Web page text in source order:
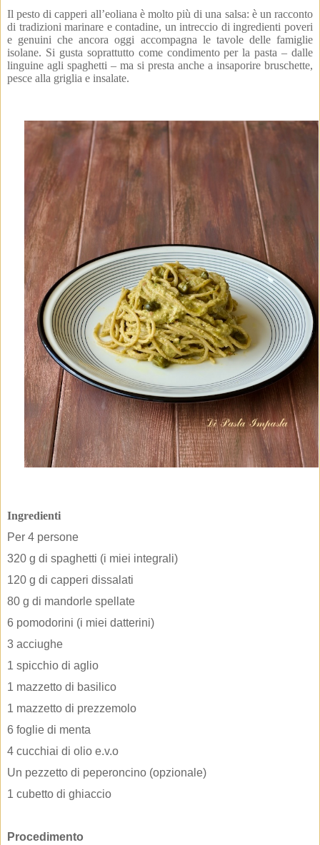
Il pesto di capperi all’eoliana è molto più di una salsa: è un racconto
di tradizioni marinare e contadine, un intreccio di ingredienti poveri
e genuini che ancora oggi accompagna le tavole delle famiglie
isolane. Si gusta soprattutto come condimento per la pasta – dalle
linguine agli spaghetti – ma si presta anche a insaporire bruschette,
pesce alla griglia e insalate.
Ingredienti
Per 4 persone
320 g di spaghetti (i miei integrali)
120 g di capperi dissalati
80 g di mandorle spellate
6 pomodorini (i miei datterini)
3 acciughe
1 spicchio di aglio
1 mazzetto di basilico
1 mazzetto di prezzemolo
6 foglie di menta
4 cucchiai di olio e.v.o
Un pezzetto di peperoncino (opzionale)
1 cubetto di ghiaccio
Procedimento